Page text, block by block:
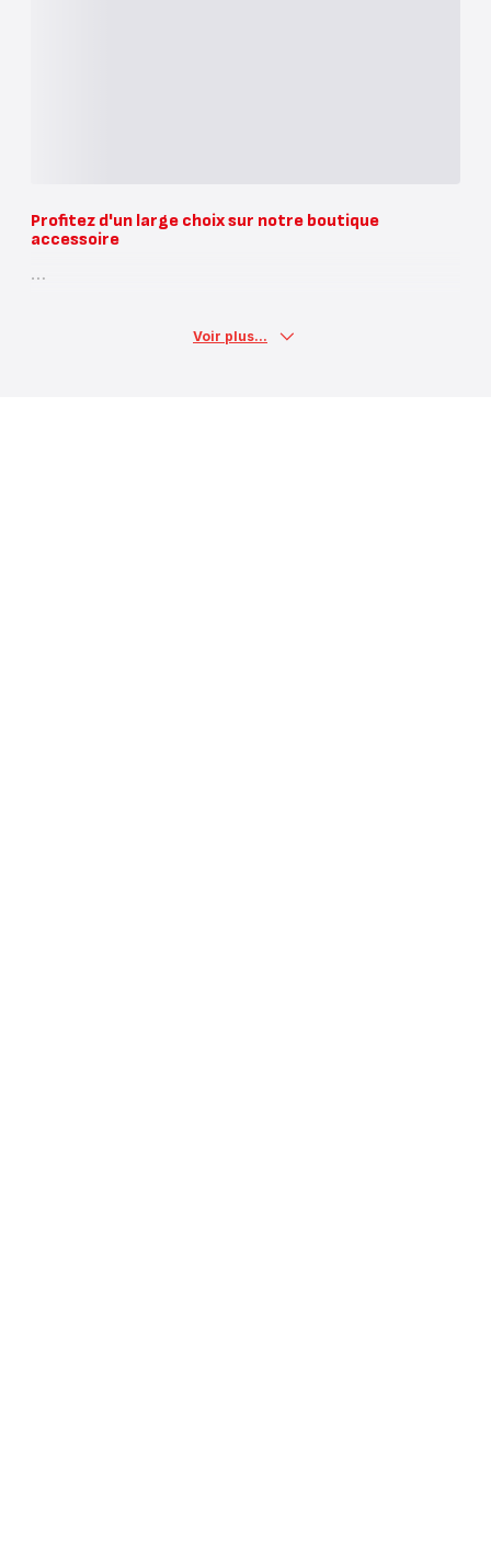
Profitez d'un large choix sur notre boutique
accessoire
Voir plus...